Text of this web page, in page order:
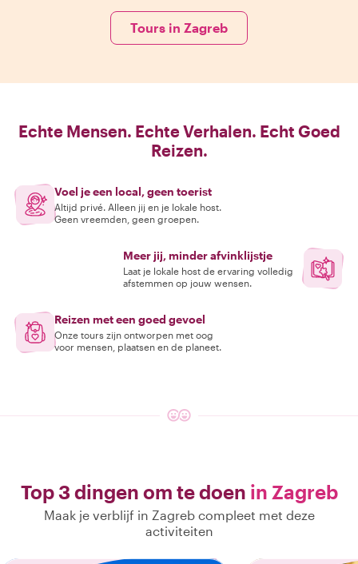
Tours in Zagreb
Echte Mensen. Echte Verhalen. Echt Goed
Reizen.
Voel je een local, geen toerist
Altijd privé. Alleen jij en je lokale host.
Geen vreemden, geen groepen.
Meer jij, minder afvinklijstje
Laat je lokale host de ervaring volledig
afstemmen op jouw wensen.
Reizen met een goed gevoel
Onze tours zijn ontworpen met oog
voor mensen, plaatsen en de planeet.
Top 3 dingen om te doen in Zagreb
Maak je verblijf in Zagreb compleet met deze
activiteiten